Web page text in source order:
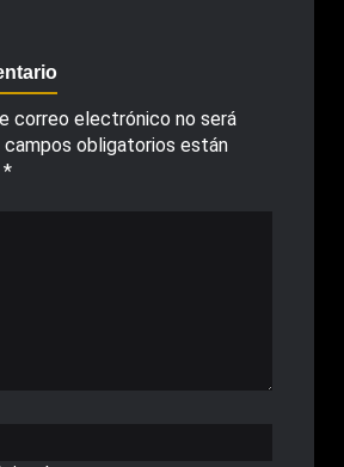
correo electrónico no será
campos obligatorios están
*